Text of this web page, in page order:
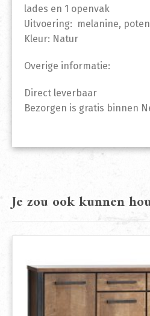
lades en 1 openvak
Uitvoering: melanine,
Kleur: Natur
Overige informatie:
Direct leverbaar
Bezorgen is gratis binnen
Je zou ook kunnen